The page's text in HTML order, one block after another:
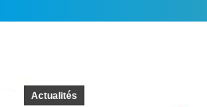
Actualités